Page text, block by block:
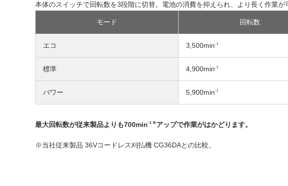
本体のスイッチで回転数を3段階に切替。電池の消費を抑えられ、より長く作業が
モード 回転数
エコ 3,500min-1
標準 4,900min-1
パワー 5,900min-1
最大回転数が従来製品よりも700min-1 ※ アップで作業がはかどります。
当社従来製品 36Vコードレス刈払機 CG36DAとの比較。